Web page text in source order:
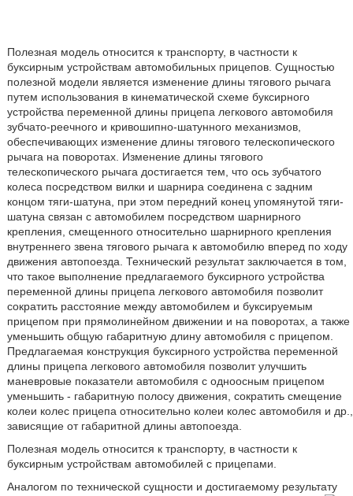
Полезная модель относится к транспорту, в частности к
буксирным устройствам автомобильных прицепов. Сущностью
полезной модели является изменение длины тягового рычага
путем использования в кинематической схеме буксирного
устройства переменной длины прицепа легкового автомобиля
зубчато-реечного и кривошипно-шатунного механизмов,
обеспечивающих изменение длины тягового телескопического
рычага на поворотах. Изменение длины тягового
телескопического рычага достигается тем, что ось зубчатого
колеса посредством вилки и шарнира соединена с задним
концом тяги-шатуна, при этом передний конец упомянутой тяги-
шатуна связан с автомобилем посредством шарнирного
крепления, смещенного относительно шарнирного крепления
внутреннего звена тягового рычага к автомобилю вперед по ходу
движения автопоезда. Технический результат заключается в том,
что такое выполнение предлагаемого буксирного устройства
переменной длины прицепа легкового автомобиля позволит
сократить расстояние между автомобилем и буксируемым
прицепом при прямолинейном движении и на поворотах, а также
уменьшить общую габаритную длину автомобиля с прицепом.
Предлагаемая конструкция буксирного устройства переменной
длины прицепа легкового автомобиля позволит улучшить
маневровые показатели автомобиля с одноосным прицепом
уменьшить - габаритную полосу движения, сократить смещение
колеи колес прицепа относительно колеи колес автомобиля и др.,
зависящие от габаритной длины автопоезда.
Полезная модель относится к транспорту, в частности к
буксирным устройствам автомобилей с прицепами.
Аналогом по технической сущности и достигаемому результату